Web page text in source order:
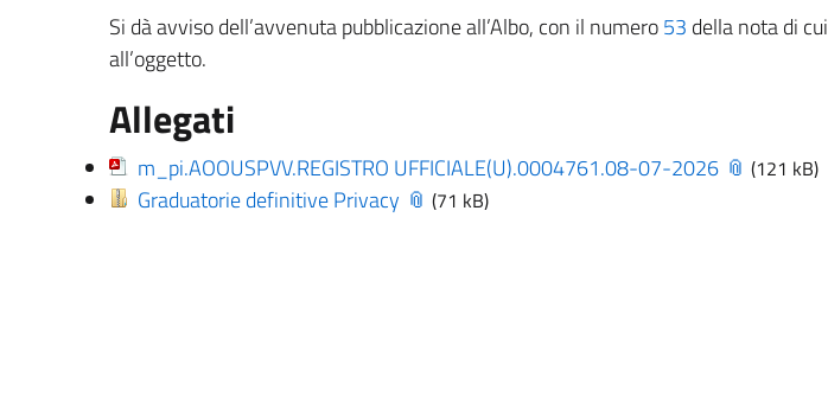
Si dà avviso dell’avvenuta pubblicazione all’Albo, con il numero53 della nota di cui
all’oggetto.
Allegati
m_pi.AOOUSPVV.REGISTRO UFFICIALE(U).0004761.08-07-2026 (121 kB)
Graduatorie definitive Privacy (71 kB)